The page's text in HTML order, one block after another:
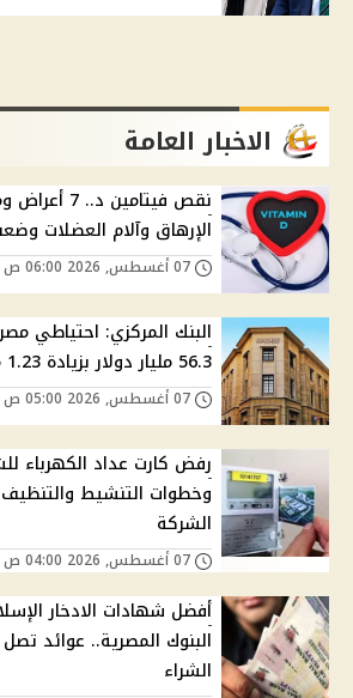
الاخبار العامة
نقص
الإرهاق وآلام العضلات
البنك المركزي: احتياطي
56.3 مليار دولار بزيادة 1.23 مليار في يوليو
رفض كارت عداد الكهرباء
وخطوات التنشيط والتنظيف
الشركة
الشراء